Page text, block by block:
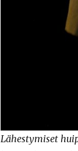
Lähestymiset